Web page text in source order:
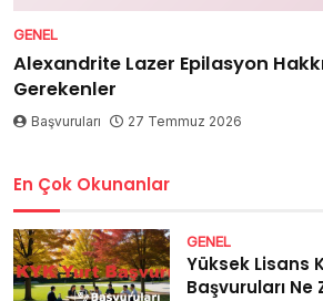
GENEL
Alexandrite Lazer Epilasyon
Gerekenler
Başvuruları 27 Temmuz 2026
En Çok Okunanlar
GENEL
Yüksek Lisans
Başvuruları Ne